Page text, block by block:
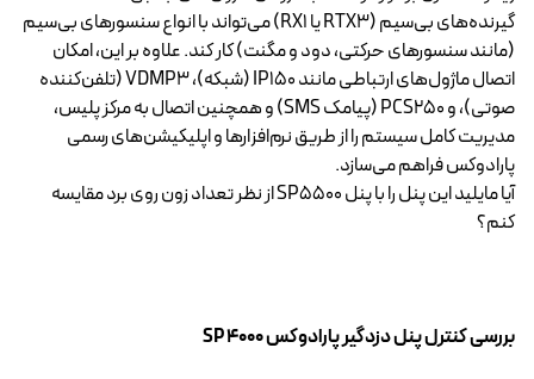
گیرنده‌های بی‌سیم (RTX3 یا RX1) می‌تواند با انواع سنسورهای بی‌سیم
(مانند سنسورهای حرکتی، دود و مگنت) کار کند. علاوه بر این، امکان
اتصال ماژول‌های ارتباطی مانند IP150 (شبکه)، VDMP3 (تلفن‌کننده
صوتی)، و PCS250 (پیامک SMS) و همچنین اتصال به مرکز پلیس،
مدیریت کامل سیستم را از طریق نرم‌افزارها و اپلیکیشن‌های رسمی
پارادوکس فراهم می‌سازد.
آیا مایلید این پنل را با پنل SP5500 از نظر تعداد زون روی برد مقایسه
کنم؟
بررسی کنترل پنل دزدگیر پارادوکس SP 4000